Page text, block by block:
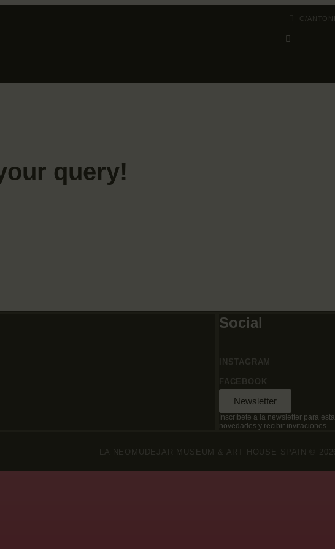
C/
Y
query!
Social
INSTAGRAM
FACEBOOK
Newsletter
Inscríbete a la newsletter para
novedades y recibir invitaciones
LA NEOMUDEJAR MUSEUM & ART HOUSE SPAIN ©